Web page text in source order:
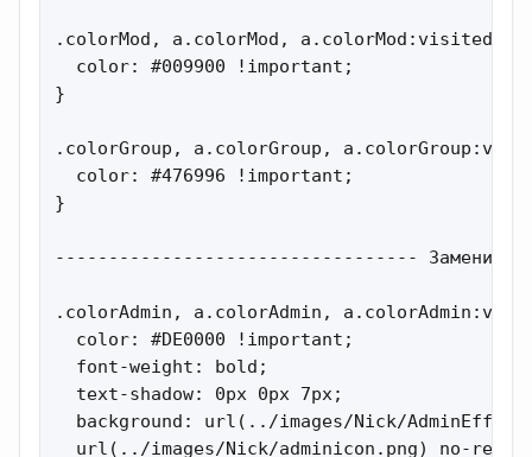
.colorMod, a.colorMod, a.colorMod:visited {
  color: #009900 !important;
}
.colorGroup, a.colorGroup,
  color: #476996 !important;
}
----------------------------------
.colorAdmin, a.colorAdmin,
  color: #DE0000 !important;
  font-weight: bold;
  text-shadow: 0px 0px 7px;
background: url(../images/Nick/
url(../images/Nick/adminicon.png) no-